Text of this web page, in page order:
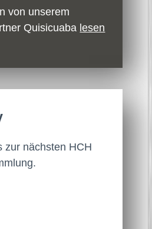
von unserem
Quisicuaba lesen
zur nächsten HCH